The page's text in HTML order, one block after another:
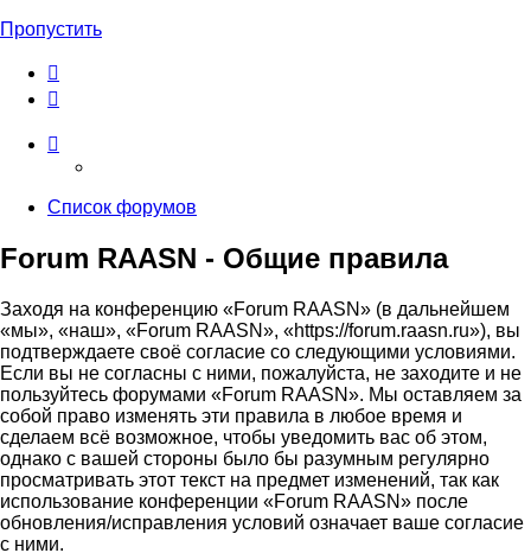
Пропустить
Список форумов
Forum RAASN - Общие правила
Заходя на конференцию «Forum RAASN» (в дальнейшем
«мы», «наш», «Forum RAASN», «https://forum.raasn.ru»), вы
подтверждаете своё согласие со следующими условиями.
Если вы не согласны с ними, пожалуйста, не заходите и не
пользуйтесь форумами «Forum RAASN». Мы оставляем за
собой право изменять эти правила в любое время и
сделаем всё возможное, чтобы уведомить вас об этом,
однако с вашей стороны было бы разумным регулярно
просматривать этот текст на предмет изменений, так как
использование конференции «Forum RAASN» после
обновления/исправления условий означает ваше согласие
с ними.